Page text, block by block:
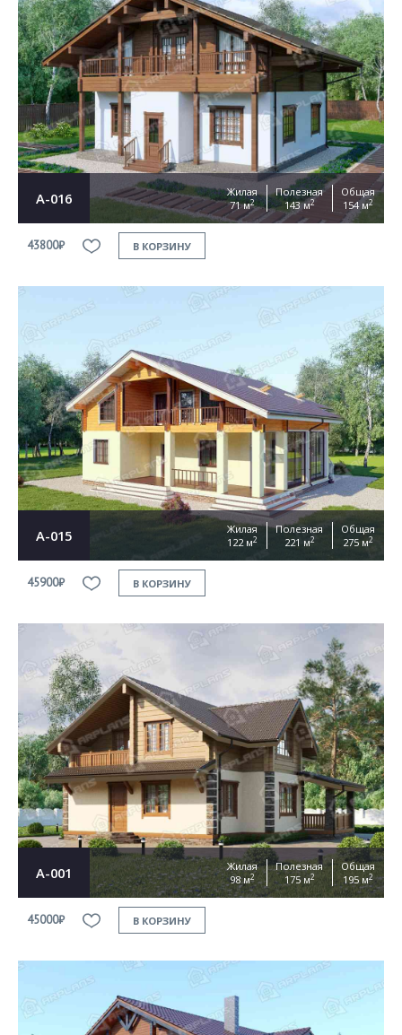
А-016
Жилая
71 м2
Полезная
143 м2
Общая
154 м2
43800₽ В КОРЗИНУ
А-015
Жилая
122 м2
Полезная
221 м2
Общая
275 м2
45900₽ В КОРЗИНУ
А-001
Жилая
98 м2
Полезная
175 м2
Общая
195 м2
45000₽ В КОРЗИНУ